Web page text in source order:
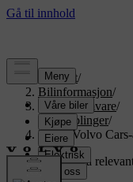
Support/
Bilinformasjon/
Bilprogramvare/
Tilkoblinger/
Koble Volvo
Tilpasset støtteFå